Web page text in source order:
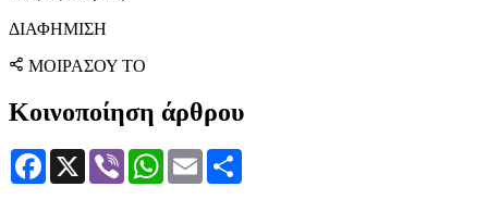
ΔΙΑΦΗΜΙΣΗ
ΜΟΙΡΑΣΟΥ ΤΟ
Κοινοποίηση άρθρου
Facebook
X Viber WhatsApp
Email